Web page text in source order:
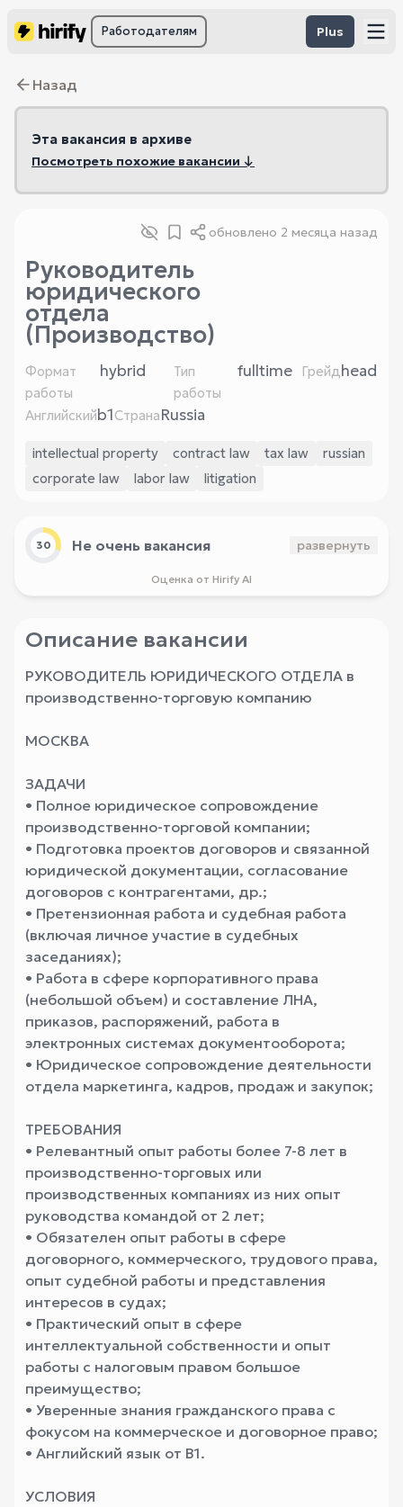
Работодателям Plus
Назад
Эта вакансия в архиве
Посмотреть похожие вакансии ↓
обновлено 2 месяца назад
Руководитель
юридического
отдела
(Производство)
Формат
работы
hybrid
Тип
работы
fulltime Грейдhead
Английскийb1СтранаRussia
intellectual property contract law tax law
russian
corporate law
labor law litigation
30 Не очень вакансия развернуть
Оценка от Hirify AI
Описание вакансии
РУКОВОДИТЕЛЬ ЮРИДИЧЕСКОГО ОТДЕЛА в
производственно-торговую компанию
МОСКВА
ЗАДАЧИ
• Полное юридическое сопровождение
производственно-торговой компании;
• Подготовка проектов договоров и связанной
юридической документации, согласование
договоров с контрагентами, др.;
• Претензионная работа и судебная работа
(включая личное участие в судебных
заседаниях);
• Работа в сфере корпоративного права
(небольшой объем) и составление ЛНА,
приказов, распоряжений, работа в
электронных системах документооборота;
• Юридическое сопровождение деятельности
отдела маркетинга, кадров, продаж и закупок;
ТРЕБОВАНИЯ
• Релевантный опыт работы более 7-8 лет в
производственно-торговых или
производственных компаниях из них опыт
руководства командой от 2 лет;
• Обязателен опыт работы в сфере
договорного, коммерческого, трудового права,
опыт судебной работы и представления
интересов в судах;
• Практический опыт в сфере
интеллектуальной собственности и опыт
работы с налоговым правом большое
преимущество;
• Уверенные знания гражданского права с
фокусом на коммерческое и договорное право;
• Английский язык от В1.
УСЛОВИЯ